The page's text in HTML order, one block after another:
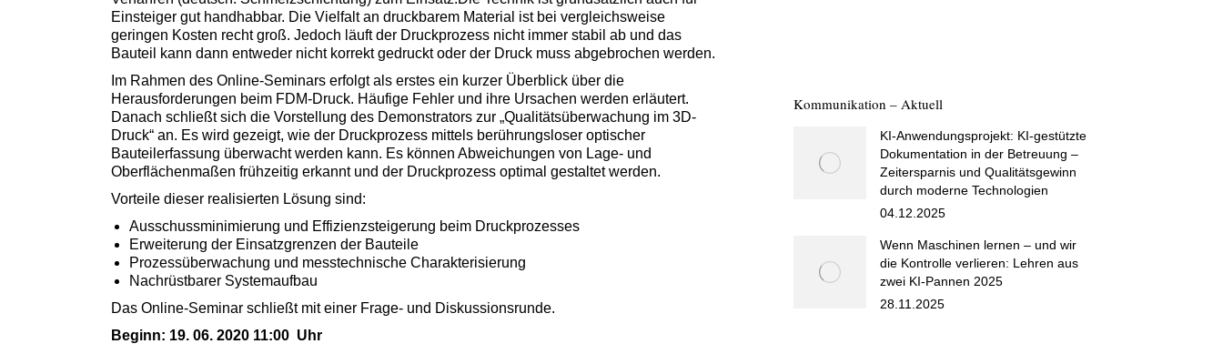
Einsteiger gut handhabbar. Die Vielfalt an druckbarem Material ist bei vergleichsweise
geringen Kosten recht groß. Jedoch läuft der Druckprozess nicht immer stabil ab und das
Bauteil kann dann entweder nicht korrekt gedruckt oder der Druck muss abgebrochen werden.
Im Rahmen des Online-Seminars erfolgt als erstes ein kurzer Überblick über die
Herausforderungen beim FDM-Druck. Häufige Fehler und ihre Ursachen werden erläutert.
Danach schließt sich die Vorstellung des Demonstrators zur „Qualitätsüberwachung im 3D-
Druck“ an. Es wird gezeigt, wie der Druckprozess mittels berührungsloser optischer
Bauteilerfassung überwacht werden kann. Es können Abweichungen von Lage- und
Oberflächenmaßen frühzeitig erkannt und der Druckprozess optimal gestaltet werden.
Vorteile dieser realisierten Lösung sind:
Ausschussminimierung und Effizienzsteigerung beim Druckprozesses
Erweiterung der Einsatzgrenzen der Bauteile
Prozessüberwachung und messtechnische Charakterisierung
Nachrüstbarer Systemaufbau
Das Online-Seminar schließt mit einer Frage- und Diskussionsrunde.
Beginn: 19. 06. 2020 11:00 Uhr
Kommunikation – Aktuell
KI-Anwendungsprojekt: KI-gestützte
Dokumentation in der Betreuung –
Zeitersparnis und Qualitätsgewinn
durch moderne Technologien
04.12.2025
Wenn Maschinen lernen – und wir
die Kontrolle verlieren: Lehren aus
zwei KI-Pannen 2025
28.11.2025